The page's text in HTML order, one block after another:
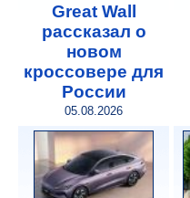
Great Wall
рассказал о
новом
кроссовере для
России
05.08.2026